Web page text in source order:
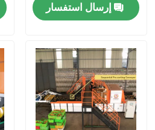
منتجات
أشرطة فيديو
عرض الواقع الافتراضي
معلومات عنا
إرسال استفسار